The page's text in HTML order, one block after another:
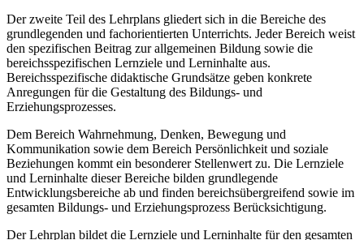
Der zweite Teil des Lehrplans gliedert sich in die Bereiche des
grundlegenden und fachorientierten Unterrichts. Jeder Bereich weist
den spezifischen Beitrag zur allgemeinen Bildung sowie die
bereichsspezifischen Lernziele und Lerninhalte aus.
Bereichsspezifische didaktische Grundsätze geben konkrete
Anregungen für die Gestaltung des Bildungs- und
Erziehungsprozesses.
Dem Bereich Wahrnehmung, Denken, Bewegung und
Kommunikation sowie dem Bereich Persönlichkeit und soziale
Beziehungen kommt ein besonderer Stellenwert zu. Die Lernziele
und Lerninhalte dieser Bereiche bilden grundlegende
Entwicklungsbereiche ab und finden bereichsübergreifend sowie im
gesamten Bildungs- und Erziehungsprozess Berücksichtigung.
Der Lehrplan bildet die Lernziele und Lerninhalte für den gesamten